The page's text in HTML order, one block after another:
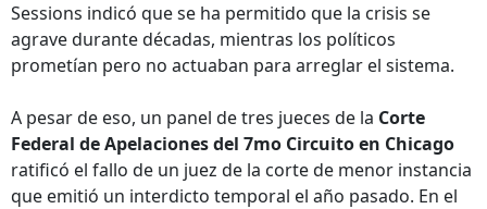
Sessions indicó que se ha permitido que la crisis se
agrave durante décadas, mientras los políticos
prometían pero no actuaban para arreglar el sistema.
A pesar de eso, un panel de tres jueces de la Corte
Federal de Apelaciones del 7mo Circuito en Chicago
ratificó el fallo de un juez de la corte de menor instancia
que emitió un interdicto temporal el año pasado. En el